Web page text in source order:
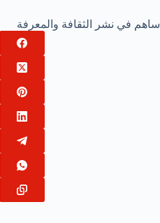
ساهم في نشر الثقافة والمعرفة